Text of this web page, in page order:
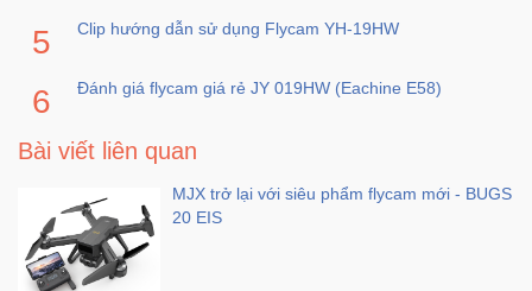
Clip hướng dẫn sử dụng Flycam YH-19HW
Đánh giá flycam giá rẻ JY 019HW (Eachine E58)
Bài viết liên quan
MJX trở lại với siêu phẩm flycam mới - BUGS
20 EIS